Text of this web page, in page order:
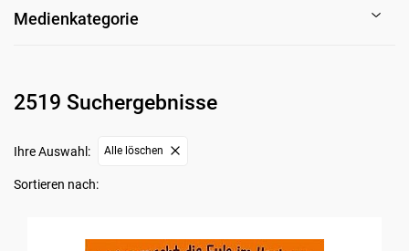
Medienkategorie
2519 Suchergebnisse
Ihre Auswahl: Alle löschen
Sortieren nach: